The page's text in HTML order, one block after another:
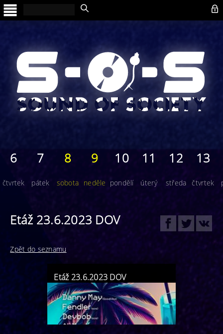

6
čtvrtek
7
pátek
8
sobota
9
neděle
10
pondělí
11
úterý
12
středa
13
čtvrtek
Etáž 23.6.2023 DOV
Zpět do seznamu
Etáž 23.6.2023 DOV